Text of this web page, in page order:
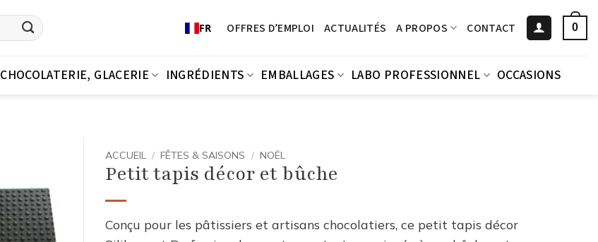
FR OFFRES D’EMPLOI ACTUALITÉS A PROPOS CONTACT 0
CHOCOLATERIE, GLACERIE INGRÉDIENTS EMBALLAGES LABO PROFESSIONNEL OCCASIONS
ACCUEIL / FÊTES & SAISONS / NOËL
Petit tapis décor et bûche
Conçu pour les pâtissiers et artisans chocolatiers, ce petit tapis décor